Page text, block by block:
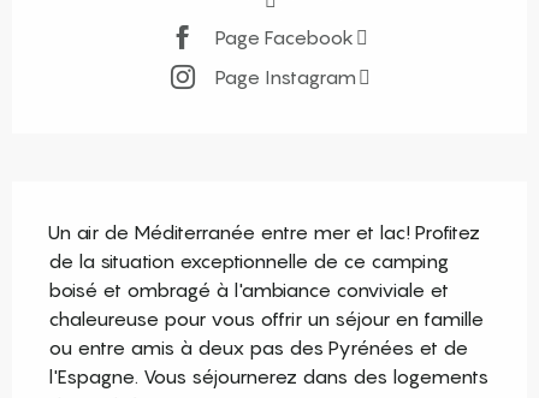
Page Facebook
Page Instagram
Un air de Méditerranée entre mer et lac! Profitez
de la situation exceptionnelle de ce camping
boisé et ombragé à l'ambiance conviviale et
chaleureuse pour vous offrir un séjour en famille
ou entre amis à deux pas des Pyrénées et de
l'Espagne. Vous séjournerez dans des logements